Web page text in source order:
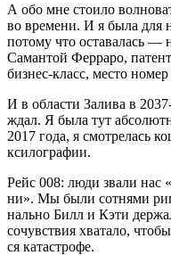
А обо мне сто­и­ло
во вре­ме­ни. И я была
пото­му что оста­ва­лась —
Саман­той Фер­ра­ро,
биз­нес-класс, место номер
И в обла­сти Зали­ва в
ждал. Я была тут
2017 года, я смот­ре­лась
ксилографии.
Рейс 008: люди зва­ли нас
ни». Мы были сот­ня­ми
наль­но Билл и Кэти
сочув­ствия хва­та­ло,
ся катастрофе.